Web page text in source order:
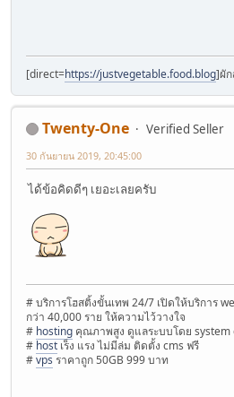
[direct=https://justvegetable.food.blog]ผั
Twenty-One
Verified Seller
30 กันยายน 2019, 20:45:00
ได้ข้อคิดดีๆ เยอะเลยครับ
# บริการโฮสติ้งขั้นเทพ 24/7 เปิดให้บริการ
กว่า 40,000 ราย ให้ความไว้วางใจ
# hosting คุณภาพสูง ดูแลระบบโดย system
# host เร็ง แรง ไม่มีล่ม ติดตั้ง cms ฟรี
#vps ราคาถูก 50GB 999 บาท